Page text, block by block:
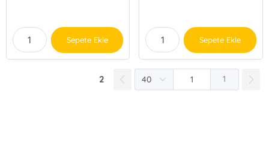
Sepete Ekle Sepete Ekle
2 1